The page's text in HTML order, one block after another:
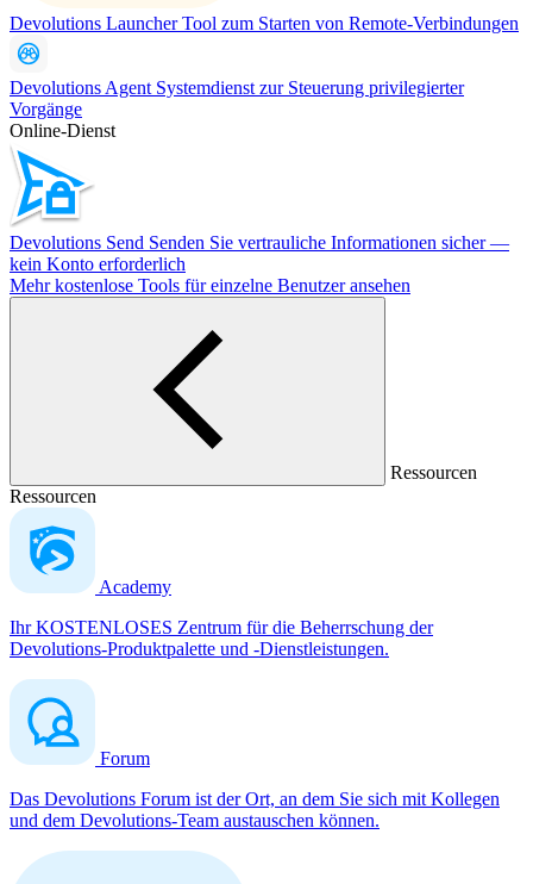
Devolutions LauncherTool zum Starten von Remote-Verbindungen
Devolutions Agent Systemdienst zur Steuerung privilegierter
Vorgänge
Online-Dienst
Devolutions Send Senden Sie vertrauliche Informationen sicher —
kein Konto erforderlich
Mehr kostenlose Tools für einzelne Benutzer ansehen
Ressourcen
Ressourcen
Academy
Ihr KOSTENLOSES Zentrum für die Beherrschung der
Devolutions-Produktpalette und -Dienstleistungen.
Forum
Das Devolutions Forum ist der Ort, an dem Sie sich mit Kollegen
und dem Devolutions-Team austauschen können.